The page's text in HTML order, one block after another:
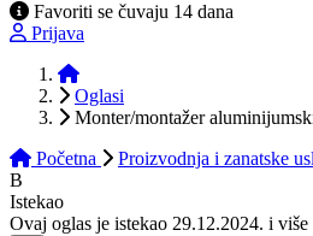
Favoriti se čuvaju 14 dana
Prijava
Početna
Oglasi
Monter/montažer
Početna
Proizvodnja i zanatske
B
Istekao
Ovaj oglas je istekao 29.12.2024. i